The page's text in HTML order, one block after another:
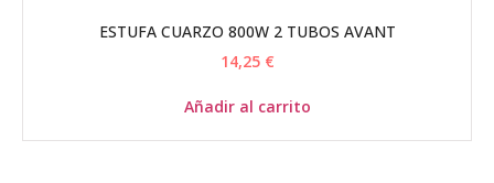
ESTUFA CUARZO 800W 2 TUBOS AVANT
14,25 €
Añadir al carrito